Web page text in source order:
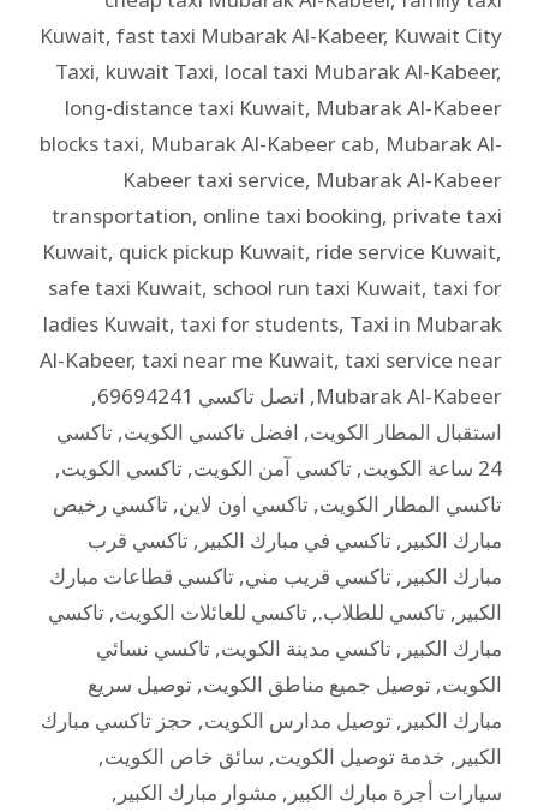
Kuwait, fast taxi Mubarak Al-Kabeer, Kuwait City
Taxi, kuwait Taxi, local taxi Mubarak Al-Kabeer,
long-distance taxi Kuwait, Mubarak Al-Kabeer
blocks taxi, Mubarak Al-Kabeer cab, Mubarak Al-
Kabeer taxi service, Mubarak Al-Kabeer
transportation, online taxi booking, private taxi
Kuwait, quick pickup Kuwait, ride service Kuwait,
safe taxi Kuwait, school run taxi Kuwait, taxi for
ladies Kuwait, taxi for students, Taxi in Mubarak
Al-Kabeer, taxi near me Kuwait, taxi service near
Mubarak Al-Kabeer
, اتصل تاكسي 69694241
,
استقبال المطار الكويت, افضل تاكسي الكويت, تاكسي
24 ساعة الكويت
, تاكسي آمن الكويت, تاكسي الكويت,
تاكسي المطار الكويت, تاكسي اون لاين, تاكسي رخيص
مبارك الكبير , تاكسي في مبارك الكبير , تاكسي قرب
مبارك الكبير , تاكسي قريب مني, تاكسي قطاعات مبارك
الكبير , تاكسي للطلاب., تاكسي للعائلات الكويت, تاكسي
مبارك الكبير , تاكسي مدينة الكويت, تاكسي نسائي
الكويت, توصيل جميع مناطق الكويت, توصيل سريع
مبارك الكبير , توصيل مدارس الكويت, حجز تاكسي مبارك
الكبير , خدمة توصيل الكويت, سائق خاص الكويت,
سيارات أجرة مبارك الكبير , مشوار مبارك الكبير ,